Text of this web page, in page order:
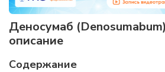
Деносумаб (Denosumabum)
описание
Содержание